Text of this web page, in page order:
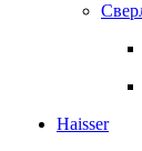
Haisser